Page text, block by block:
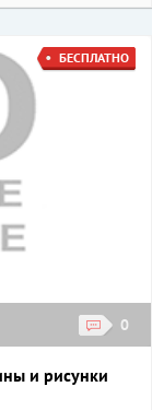
0
БЕСПЛАТНО
и рисунки